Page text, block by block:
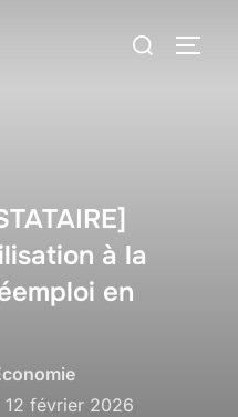
à la
en
12 février 2026